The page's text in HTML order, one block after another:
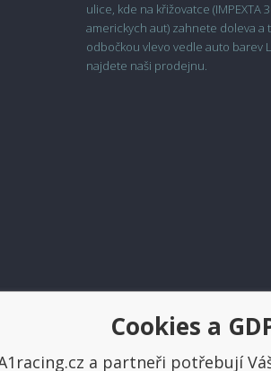
ulice, kde na křižovatce (IMPEXTA
americkych aut) zahnete doleva a
odbočkou vlevo vedle auto barev
najdete naši prodejnu.
Platba a doprava
Cookies a
a partneři potřebují